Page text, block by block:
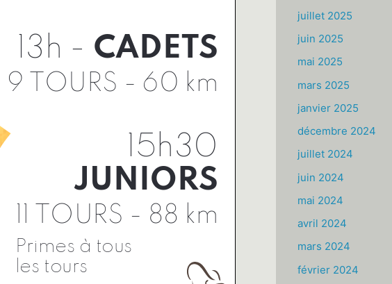
juillet 2025
juin 2025
mai 2025
mars 2025
janvier 2025
décembre 2024
juillet 2024
juin 2024
mai 2024
avril 2024
mars 2024
février 2024